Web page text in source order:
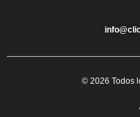
© 2026 Todos